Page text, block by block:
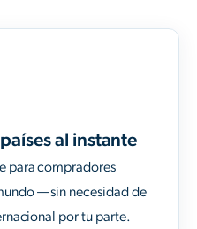
al instante
para compradores
— sin necesidad de
por tu parte.